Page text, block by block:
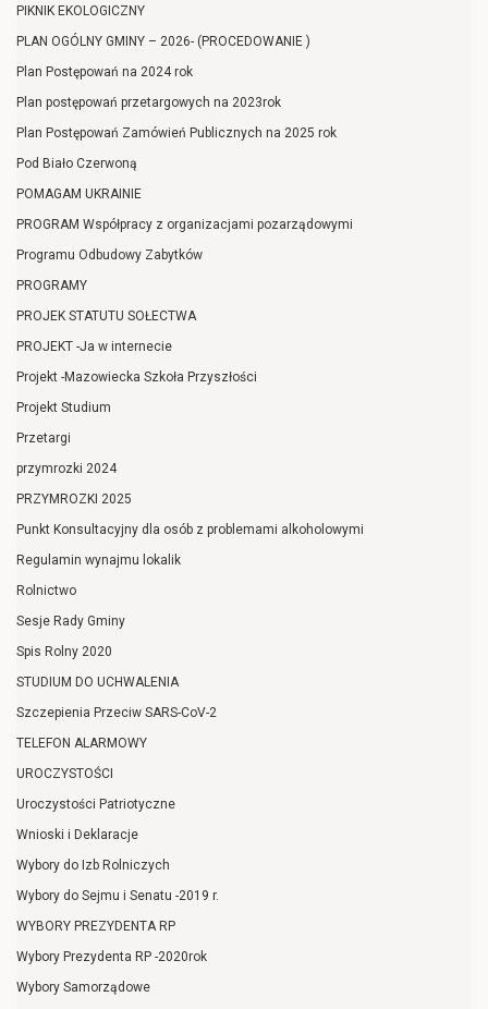
PIKNIK EKOLOGICZNY
PLAN OGÓLNY GMINY – 2026- (PROCEDOWANIE )
Plan Postępowań na 2024 rok
Plan postępowań przetargowych na 2023rok
Plan Postępowań Zamówień Publicznych na 2025 rok
Pod Biało Czerwoną
POMAGAM UKRAINIE
PROGRAM Współpracy z organizacjami pozarządowymi
Programu Odbudowy Zabytków
PROGRAMY
PROJEK STATUTU SOŁECTWA
PROJEKT -Ja w internecie
Projekt -Mazowiecka Szkoła Przyszłości
Projekt Studium
Przetargi
przymrozki 2024
PRZYMROZKI 2025
Punkt Konsultacyjny dla osób z problemami alkoholowymi
Regulamin wynajmu lokalik
Rolnictwo
Sesje Rady Gminy
Spis Rolny 2020
STUDIUM DO UCHWALENIA
Szczepienia Przeciw SARS-CoV-2
TELEFON ALARMOWY
UROCZYSTOŚCI
Uroczystości Patriotyczne
Wnioski i Deklaracje
Wybory do Izb Rolniczych
Wybory do Sejmu i Senatu -2019 r.
WYBORY PREZYDENTA RP
Wybory Prezydenta RP -2020rok
Wybory Samorządowe